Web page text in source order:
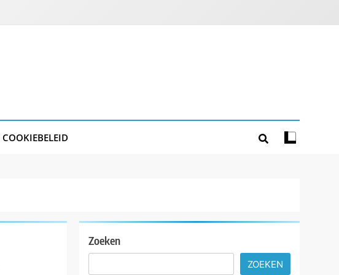
COOKIEBELEID
Zoeken
ZOEKEN